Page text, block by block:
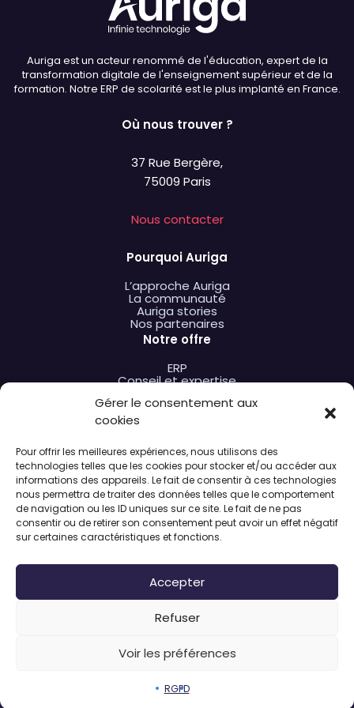
Gérer le consentement aux
cookies
Pour offrir les meilleures expériences, nous utilisons des
technologies telles que les cookies pour stocker et/ou accéder aux
informations des appareils. Le fait de consentir à ces technologies
nous permettra de traiter des données telles que le comportement
de navigation ou les ID uniques sur ce site. Le fait de ne pas
consentir ou de retirer son consentement peut avoir un effet négatif
sur certaines caractéristiques et fonctions.
Accepter
Refuser
Voir les préférences
RGPD
Auriga est un acteur renommé de l'éducation, expert de la
transformation digitale de l'enseignement supérieur et de la
formation. Notre ERP de scolarité est le plus implanté en France.
Où nous trouver ?
37 Rue Bergère,
75009 Paris
Nous contacter
Pourquoi Auriga
L’approche Auriga
La communauté
Auriga stories
Nos partenaires
Notre offre
ERP
Conseil et expertise
Extensions
Hébergement et support
par type de formation
par besoin métier
A propos de nous
L’entreprise
Actualités
Nous rejoindre